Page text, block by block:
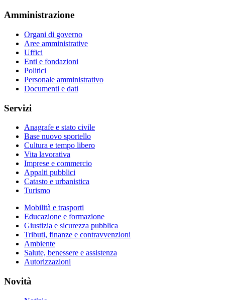
Amministrazione
Organi di governo
Aree amministrative
Uffici
Enti e fondazioni
Politici
Personale amministrativo
Documenti e dati
Servizi
Anagrafe e stato civile
Base nuovo sportello
Cultura e tempo libero
Vita lavorativa
Imprese e commercio
Appalti pubblici
Catasto e urbanistica
Turismo
Mobilità e trasporti
Educazione e formazione
Giustizia e sicurezza pubblica
Tributi, finanze e contravvenzioni
Ambiente
Salute, benessere e assistenza
Autorizzazioni
Novità